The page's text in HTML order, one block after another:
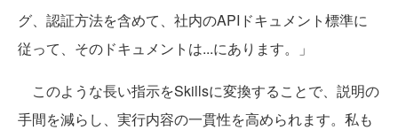
グ、認証方法を含めて、社内のAPIドキュメント標準に
従って、そのドキュメントは...にあります。」
このような長い指示をSkillsに変換することで、説明の
手間を減らし、実行内容の一貫性を高められます。私も